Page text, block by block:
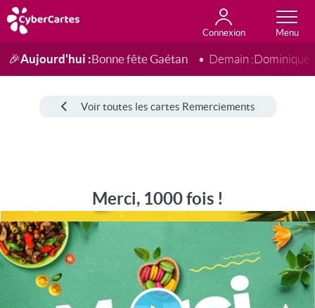
Connexion
Anniversaire
Fête du jour
Amour
Amitié
Merci
Toutes les cartes
🎉Aujourd'hui :Bonne fête Gaétan Demain :Dominique
Voir toutes les cartes Remerciements
Merci, 1000 fois !